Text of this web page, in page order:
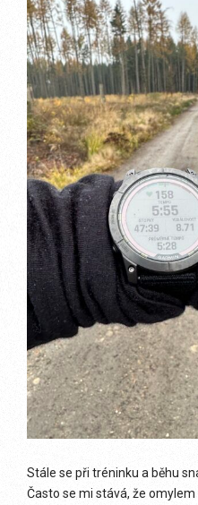
Stále se při tréninku a běhu
Často se mi stává, že